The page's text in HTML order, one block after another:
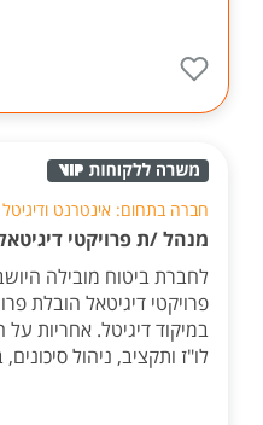
חברה בתחום: אינטרנט ודיגיטל
מנהל /ת פרויקטי
לחברת ביטוח מובילה
פרויקטי דיגיטאל הובלת
במיקוד דיגיטל. אחריות
לו"ז ותקציב, ניהול סיכונים,